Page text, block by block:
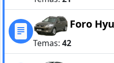
Foro
Temas: 42